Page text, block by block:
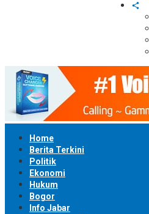
Home
Berita Terkini
Politik
Ekonomi
Hukum
Bogor
Info Jabar